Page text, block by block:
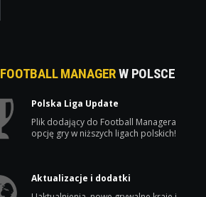
FOOTBALL MANAGERW POLSCE
Polska Liga Update
Plik dodający do Football Managera
opcję gry w niższych ligach polskich!
Aktualizacje i dodatki